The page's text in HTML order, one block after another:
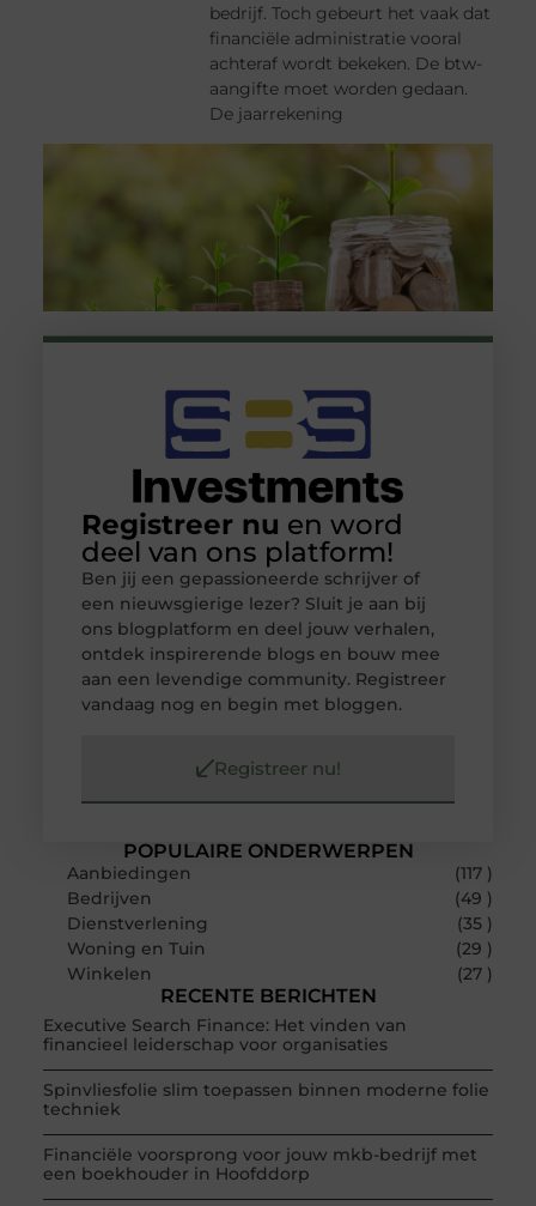
bedrijf. Toch gebeurt het vaak dat
financiële administratie vooral
achteraf wordt bekeken. De btw-
aangifte moet worden gedaan.
De jaarrekening
POPULAIRE ONDERWERPEN
Aanbiedingen
(117 )
Bedrijven
(49 )
Dienstverlening
(35 )
Woning en Tuin
(29 )
Winkelen
(27 )
RECENTE BERICHTEN
Executive Search Finance: Het vinden van
financieel leiderschap voor organisaties
Spinvliesfolie slim toepassen binnen moderne folie
techniek
Financiële voorsprong voor jouw mkb-bedrijf met
een boekhouder in Hoofddorp
Registreer nu en word
deel van ons platform!
Ben jij een gepassioneerde schrijver of
een nieuwsgierige lezer? Sluit je aan bij
ons blogplatform en deel jouw verhalen,
ontdek inspirerende blogs en bouw mee
aan een levendige community. Registreer
vandaag nog en begin met bloggen.
Registreer nu!